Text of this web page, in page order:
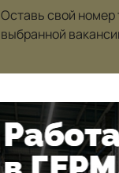
Оставь свой номер
выбранной